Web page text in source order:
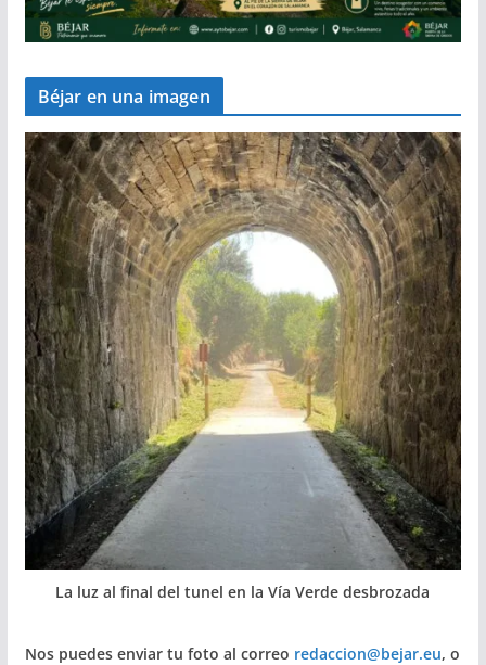
Béjar en una imagen
La luz al final del tunel en la Vía Verde desbrozada
Nos puedes enviar tu foto al correo redaccion@bejar.eu, o